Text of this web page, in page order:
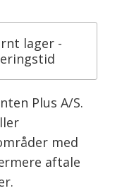
lager -
Plus A/S.
med
aftale